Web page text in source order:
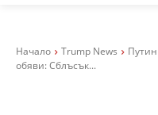
Начало Trump News
обяви: Сблъсък...